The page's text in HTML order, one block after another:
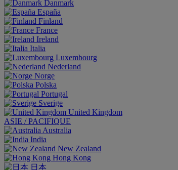
Danmark
España
Finland
France
Ireland
Italia
Luxembourg
Nederland
Norge
Polska
Portugal
Sverige
United Kingdom
ASIE / PACIFIQUE
Australia
India
New Zealand
Hong Kong
日本